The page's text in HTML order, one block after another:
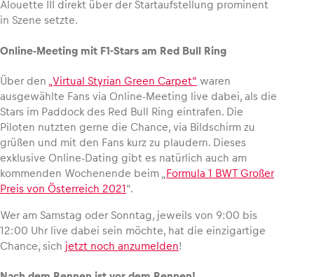
Alouette III direkt über der Startaufstellung prominent
in Szene setzte.
Online-Meeting mit F1-Stars am Red Bull Ring
Über den „Virtual Styrian Green Carpet“ waren
ausgewählte Fans via Online-Meeting live dabei, als die
Stars im Paddock des Red Bull Ring eintrafen. Die
Piloten nutzten gerne die Chance, via Bildschirm zu
grüßen und mit den Fans kurz zu plaudern. Dieses
exklusive Online-Dating gibt es natürlich auch am
kommenden Wochenende beim „ Formula 1 BWT Großer
Preis von Österreich 2021“.
Wer am Samstag oder Sonntag, jeweils von 9:00 bis
12:00 Uhr live dabei sein möchte, hat die einzigartige
Chance, sich jetzt noch anzumelden!